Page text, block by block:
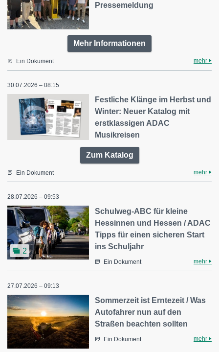
Pressemeldung
Mehr Informationen
Ein Dokument mehr
30.07.2026 – 08:15
Festliche Klänge im Herbst und
Winter: Neuer Katalog mit
erstklassigen ADAC
Musikreisen
Zum Katalog
Ein Dokument mehr
28.07.2026 – 09:53
2
Schulweg-ABC für kleine
Hessinnen und Hessen / ADAC
Tipps für einen sicheren Start
ins Schuljahr
Ein Dokument mehr
27.07.2026 – 09:13
Sommerzeit ist Erntezeit / Was
Autofahrer nun auf den
Straßen beachten sollten
Ein Dokument mehr